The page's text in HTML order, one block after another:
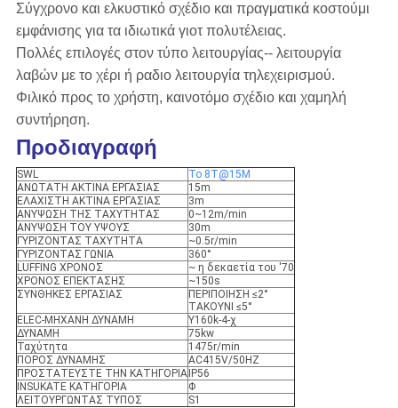
Σύγχρονο και ελκυστικό σχέδιο και πραγματικά κοστούμι
εμφάνισης για τα ιδιωτικά γιοτ πολυτέλειας.
Πολλές επιλογές στον τύπο λειτουργίας-- λειτουργία
λαβών με το χέρι ή ραδιο λειτουργία τηλεχειρισμού.
Φιλικό προς το χρήστη, καινοτόμο σχέδιο και χαμηλή
συντήρηση.
Προδιαγραφή
SWL
Το 8T@15M
ΑΝΩΤΑΤΗ ΑΚΤΙΝΑ ΕΡΓΑΣΙΑΣ
15m
ΕΛΑΧΙΣΤΗ ΑΚΤΙΝΑ ΕΡΓΑΣΙΑΣ
3m
ΑΝΥΨΩΣΗ ΤΗΣ ΤΑΧΥΤΗΤΑΣ
0~12m/min
ΑΝΥΨΩΣΗ ΤΟΥ ΥΨΟΥΣ
30m
ΓΥΡΙΖΟΝΤΑΣ ΤΑΧΥΤΗΤΑ
~0.5r/min
ΓΥΡΙΖΟΝΤΑΣ ΓΩΝΙΑ
360°
LUFFING ΧΡΟΝΟΣ
~ η δεκαετία του '70
ΧΡΟΝΟΣ ΕΠΕΚΤΑΣΗΣ
~150s
ΣΥΝΘΗΚΕΣ ΕΡΓΑΣΙΑΣ
ΠΕΡΙΠΟΙΗΣΗ ≤2°
ΤΑΚΟΥΝΙ ≤5°
ELEC-ΜΗΧΑΝΗ ΔΥΝΑΜΗ
Y160k-4-χ
ΔΥΝΑΜΗ
75kw
Ταχύτητα
1475r/min
ΠΟΡΟΣ ΔΥΝΑΜΗΣ
AC415V/50HZ
ΠΡΟΣΤΑΤΕΥΣΤΕ ΤΗΝ ΚΑΤΗΓΟΡΙΑ IP56
INSUKATE ΚΑΤΗΓΟΡΙΑ
Φ
ΛΕΙΤΟΥΡΓΩΝΤΑΣ ΤΥΠΟΣ
S1